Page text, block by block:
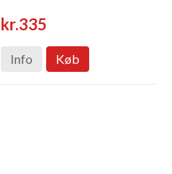
kr.335
Info Køb